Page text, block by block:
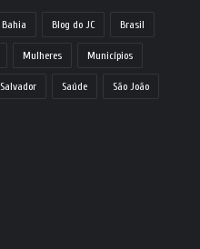
Bahia Blog do JC Brasil
Mulheres Municípios
Salvador Saúde São João